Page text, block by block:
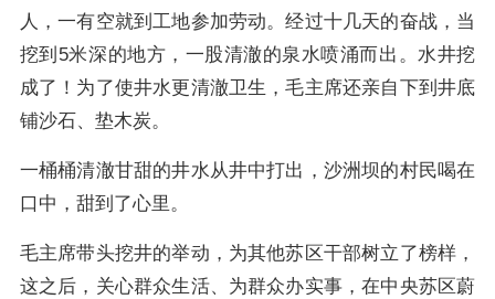
人，一有空就到工地参加劳动。经过十几天的奋战，当
挖到5米深的地方，一股清澈的泉水喷涌而出。水井挖
成了！为了使井水更清澈卫生，毛主席还亲自下到井底
铺沙石、垫木炭。
一桶桶清澈甘甜的井水从井中打出，沙洲坝的村民喝在
口中，甜到了心里。
毛主席带头挖井的举动，为其他苏区干部树立了榜样，
这之后，关心群众生活、为群众办实事，在中央苏区蔚